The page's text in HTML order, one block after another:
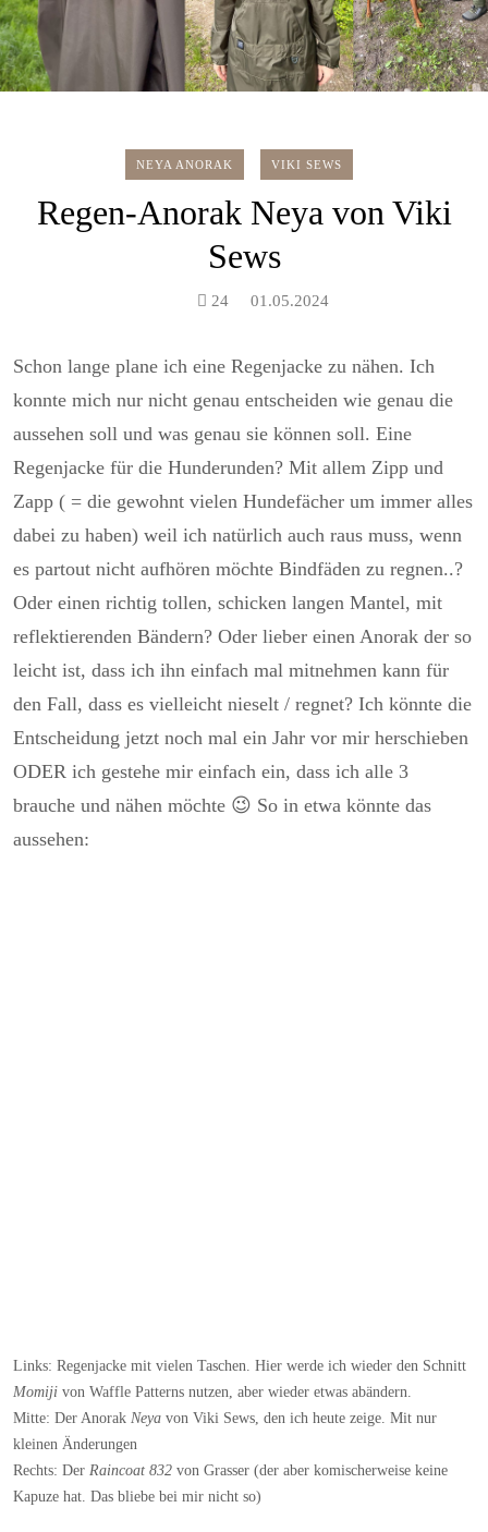
NEYA ANORAK VIKI SEWS
Regen-Anorak Neya von Viki
Sews
24 01.05.2024
Schon lange plane ich eine Regenjacke zu nähen. Ich
konnte mich nur nicht genau entscheiden wie genau die
aussehen soll und was genau sie können soll. Eine
Regenjacke für die Hunderunden? Mit allem Zipp und
Zapp ( = die gewohnt vielen Hundefächer um immer alles
dabei zu haben) weil ich natürlich auch raus muss, wenn
es partout nicht aufhören möchte Bindfäden zu regnen..?
Oder einen richtig tollen, schicken langen Mantel, mit
reflektierenden Bändern? Oder lieber einen Anorak der so
leicht ist, dass ich ihn einfach mal mitnehmen kann für
den Fall, dass es vielleicht nieselt / regnet? Ich könnte die
Entscheidung jetzt noch mal ein Jahr vor mir herschieben
ODER ich gestehe mir einfach ein, dass ich alle 3
brauche und nähen möchte 😉 So in etwa könnte das
aussehen:
Links: Regenjacke mit vielen Taschen. Hier werde ich wieder den Schnitt
Momiji von Waffle Patterns nutzen, aber wieder etwas abändern.
Mitte: Der Anorak Neya von Viki Sews, den ich heute zeige. Mit nur
kleinen Änderungen
Rechts: Der Raincoat 832 von Grasser (der aber komischerweise keine
Kapuze hat. Das bliebe bei mir nicht so)